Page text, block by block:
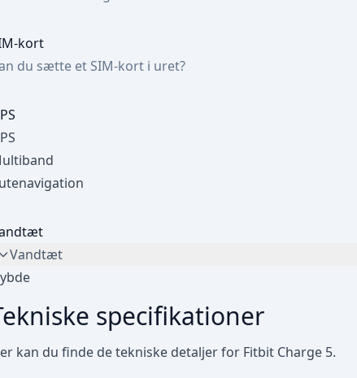
kort
du sætte et SIM-kort i uret?
Vandtæt
specifikationer
kan du finde de tekniske detaljer for Fitbit Charge 5.